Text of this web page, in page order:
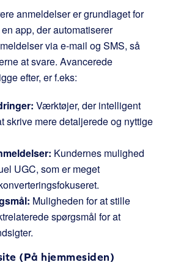
anmeldelser er grundlaget for
app, der automatiserer
via e-mail og SMS, så
at svare. Avancerede
efter, er f.eks:
Værktøjer, der intelligent
skrive mere detaljerede og nyttige
Kundernes mulighed
UGC, som er meget
Muligheden for at stille
spørgsmål for at
(På hjemmesiden)